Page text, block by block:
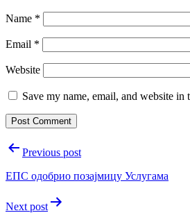
Name *
Email *
Website
Save my name, email, and website
PostPrevious post
ЕПС одобрио позаjмицу Услугама
Next post